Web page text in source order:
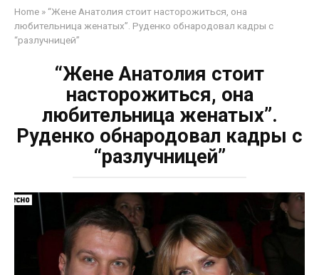
Home » “Жене Анатолия стоит насторожиться, она
любительница женатых”. Руденко обнародовал кадры с
“разлучницей”
“Жене Анатолия стоит
насторожиться, она
любительница женатых”.
Руденко обнародовал кадры с
“разлучницей”